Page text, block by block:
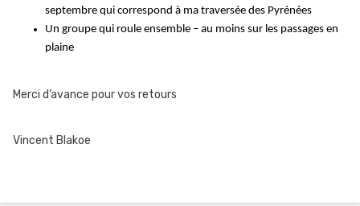
septembre qui correspond à ma traversée des Pyrénées
Un groupe qui roule ensemble – au moins sur les passages en
plaine
Merci d’avance pour vos retours
Vincent Blakoe